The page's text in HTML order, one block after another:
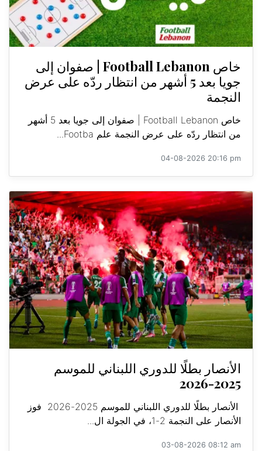
خاص Football Lebanon | صفوان إلى
جويا بعد 5 أشهر من انتظار ردّه على عرض
النجمة
خاص Football Lebanon | صفوان إلى جويا بعد 5 أشهر
من انتظار ردّه على عرض النجمة علم Footba...
04-08-2026 20:16 pm
الأنصار بطلًا للدوري اللبناني للموسم
2025-2026
الأنصار بطلًا للدوري اللبناني للموسم 2025-2026 فوز
الأنصار على النجمة 2-1، في الجولة ال...
03-08-2026 08:12 am